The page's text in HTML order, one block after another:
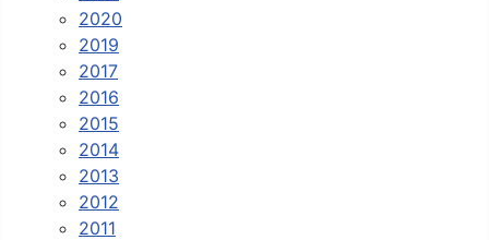
2020
2019
2017
2016
2015
2014
2013
2012
2011